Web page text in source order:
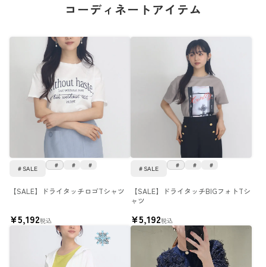
コーディネートアイテム
【SALE】ドライタッチロゴTシャツ
SALE
¥5,192税込
【SALE】ドライタッチBIGフォトTシ
ャツ
SALE
¥5,192税込